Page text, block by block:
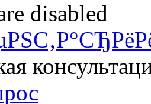
disabled